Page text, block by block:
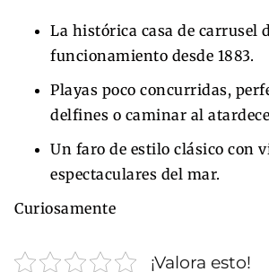
La histórica casa de carrusel
funcionamiento desde 1883.
Playas poco concurridas,
delfines o caminar al
Un faro de estilo clásico con
espectaculares del mar.
Curiosamente
¡Valora esto!